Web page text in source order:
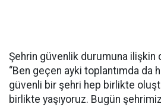
Şehrin güvenlik durumuna ilişkin
“Ben geçen ayki toplantımda da
güvenli bir şehri hep birlikte
birlikte yaşıyoruz. Bugün